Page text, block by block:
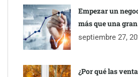
todo su catálogo de perfumes de
Empezar un
más que una
septiembre 27,
¿Por qué las